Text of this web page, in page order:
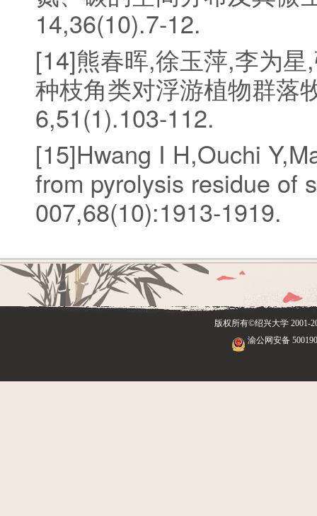
14,36(10).7-12.
[14]熊春晖,徐玉萍,李为
种枝角类对浮游植物群落
6,51(1).103-112.
[15]Hwang I H,Ouchi
from pyrolysis residue of
007,68(10):1913-1919.
版权所有©绍兴大学 2001-
渝公网安备